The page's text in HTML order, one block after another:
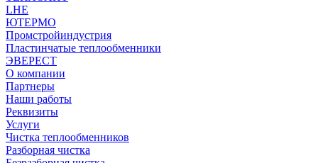
LHE
ЮТЕРМО
Промстройиндустрия
Пластинчатые теплообменники
ЭВЕРЕСТ
О компании
Партнеры
Наши работы
Реквизиты
Услуги
Чистка теплообменников
Разборная чистка